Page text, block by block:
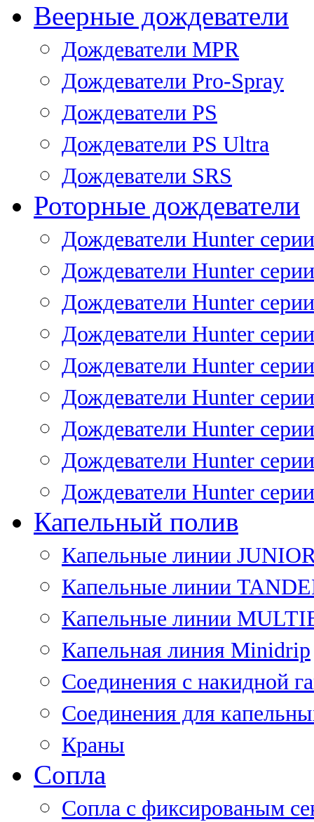
Веерные дождеватели
Дождеватели MPR
Дождеватели Pro-Spray
Дождеватели PS
Дождеватели PS Ultra
Дождеватели SRS
Роторные дождеватели
Дождеватели Hunter
Дождеватели Hunter
Дождеватели Hunter
Дождеватели Hunter
Дождеватели Hunter
Дождеватели Hunter
Дождеватели Hunter
Дождеватели Hunter
Дождеватели Hunter
Капельный полив
Капельные линии
Капельные линии
Капельные линии
Капельная линия Minidrip
Соединения с накидной
Соединения для
Краны
Сопла
Cопла с фиксированым